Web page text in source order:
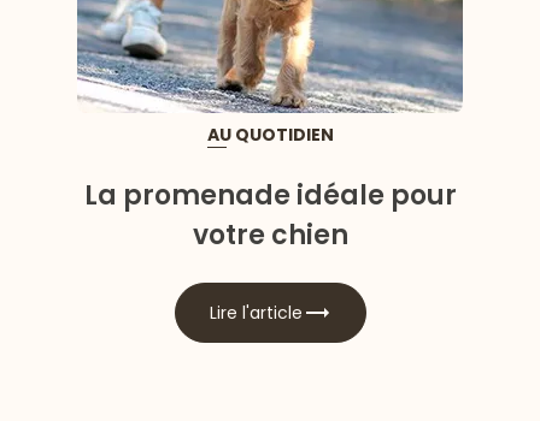
AU QUOTIDIEN
La promenade idéale pour
votre chien
Lire l'article